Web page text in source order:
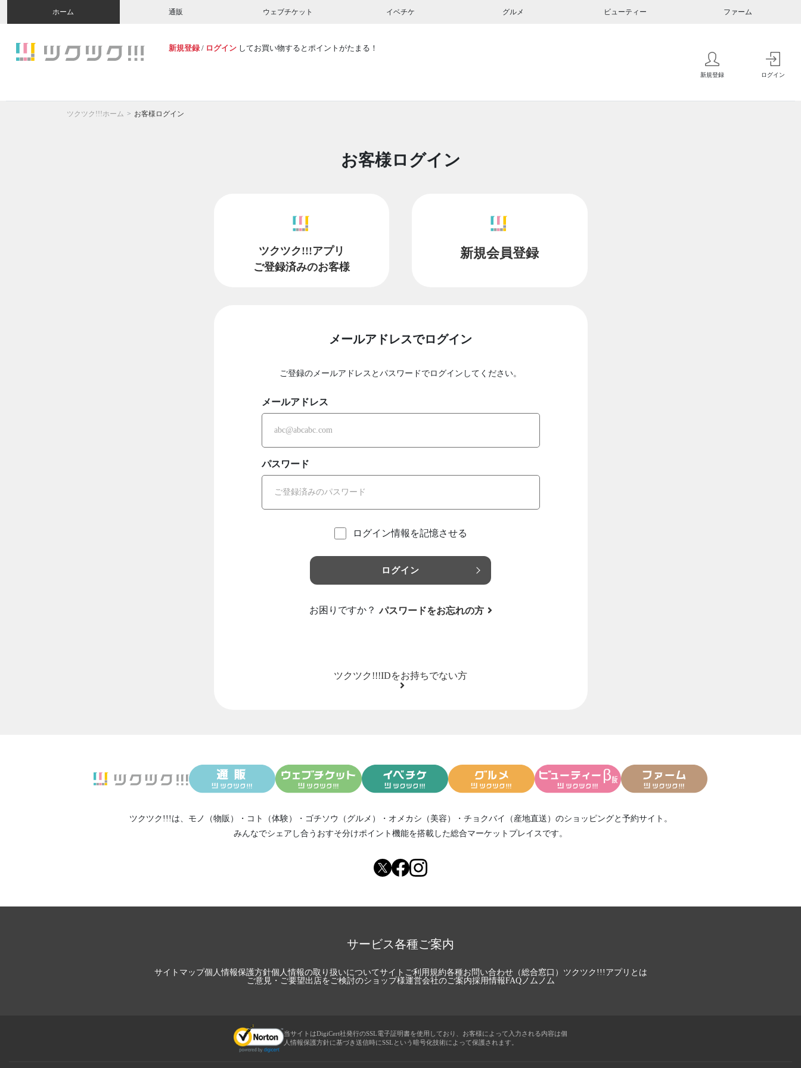
ホーム 通販 ウェブチケット イベチケ グルメ ビューティー ファーム
新規登録 / ログイン してお買い物するとポイントがたまる！
新規登録 ログイン
ツクツク!!!ホーム お客様ログイン
お客様ログイン
ツクツク!!!アプリ
ご登録済みのお客様
新規会員登録
メールアドレスでログイン
ご登録のメールアドレスとパスワードでログインしてください。
メールアドレス
パスワード
ログイン情報を記憶させる
ログイン
お困りですか？ パスワードをお忘れの方
ツクツク!!!IDをお持ちでない方
ツクツク!!!は、 モノ（物販） ・ コト（体験） ・ ゴチソウ（グルメ） ・ オメカシ（美容） ・ チョクバイ（産地直送） のショッピングと予約サイト。
みんなでシェアし合う おすそ分けポイント機能を搭載した総合マーケットプレイスです。
サービス各種ご案内
サイトマップ個人情報保護方針個人情報の取り扱いについてサイトご利用規約各種お問い合わせ（総合窓口） ツクツク!!!アプリとは
ご意見・ご要望出店をご検討のショップ様運営会社のご案内採用情報FAQノムノム
当サイトはDigiCert社発行のSSL電子証明書を使用しており、お客様によって入力される内容は個
人情報保護方針に基づき送信時にSSLという暗号化技術によって保護されます。